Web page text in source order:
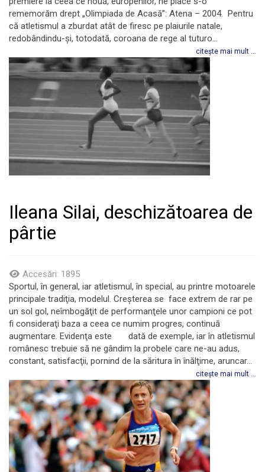
rememorăm drept „Olimpiada de Acasă”: Atena – 2004. Pentru
că atletismul a zburdat atât de firesc pe plaiurile natale,
redobândindu-și, totodată, coroana de rege al tuturo...
citește mai mult ...
Ileana Silai, deschizătoarea de
pârtie
Accesări: 1895
Sportul, în general, iar atletismul, în special, au printre motoarele
principale tradiţia, modelul. Creşterea se face extrem de rar pe
un sol gol, neîmbogăţit de performanţele unor campioni ce pot
fi consideraţi baza a ceea ce numim progres, continuă
augmentare. Evidenţa este dată de exemple, iar în atletismul
românesc trebuie să ne gândim la probele care ne-au adus,
constant, satisfacţii, pornind de la săritura în înălţime, aruncar...
citește mai mult ...